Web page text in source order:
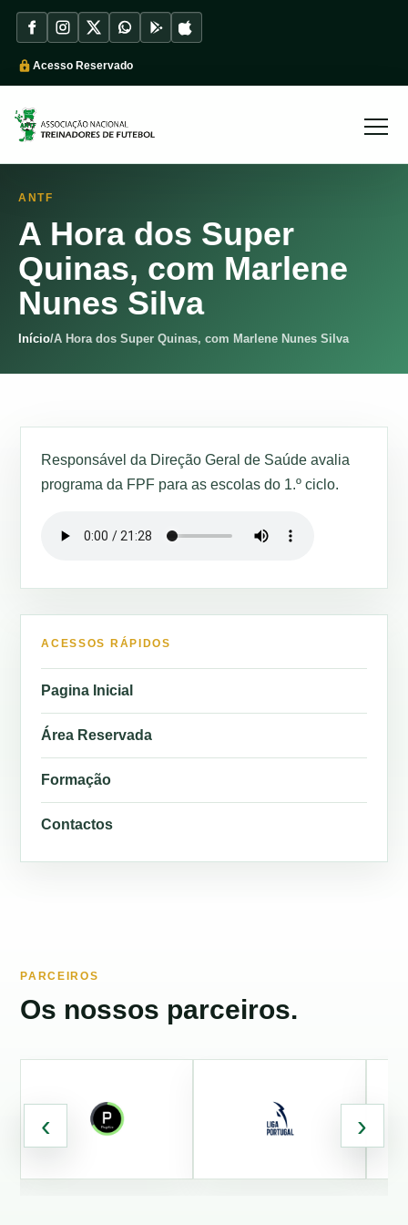
Acesso Reservado
ANTF
A Hora dos Super
Quinas, com Marlene
Nunes Silva
Início/A Hora dos Super Quinas, com Marlene Nunes Silva
Responsável da Direção Geral de Saúde avalia
programa da FPF para as escolas do 1.º ciclo.
ACESSOS RÁPIDOS
Pagina Inicial
Área Reservada
Formação
Contactos
PARCEIROS
Os nossos parceiros.
‹ ›